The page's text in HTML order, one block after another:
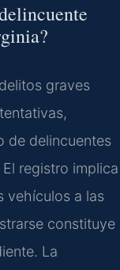
graves
de delincuentes
registro implica
vehículos a las
constituye
La